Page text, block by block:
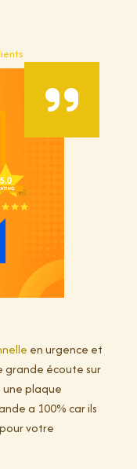
en urgence et
grande écoute sur
une plaque
a 100% car ils
votre